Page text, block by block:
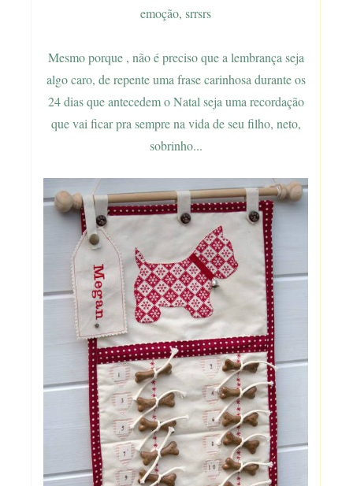
emoção, srrsrs
Mesmo porque , não é preciso que a lembrança seja
algo caro, de repente uma frase carinhosa durante os
24 dias que antecedem o Natal seja uma recordação
que vai ficar pra sempre na vida de seu filho, neto,
sobrinho...